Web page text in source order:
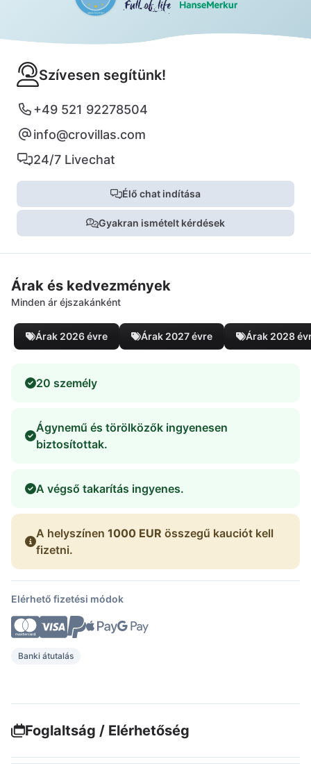
Szívesen segítünk!
+49 521 92278504
info@crovillas.com
24/7 Livechat
Élő chat indítása
Gyakran ismételt kérdések
Árak és kedvezmények
Minden ár éjszakánként
Árak 2026 évre Árak 2027 évre Árak 2028
20 személy
Ágynemű és törölközők ingyenesen
biztosítottak.
A végső takarítás ingyenes.
A helyszínen 1000 EUR összegű kauciót kell
fizetni.
Elérhető fizetési módok
Banki átutalás
Foglaltság / Elérhetőség